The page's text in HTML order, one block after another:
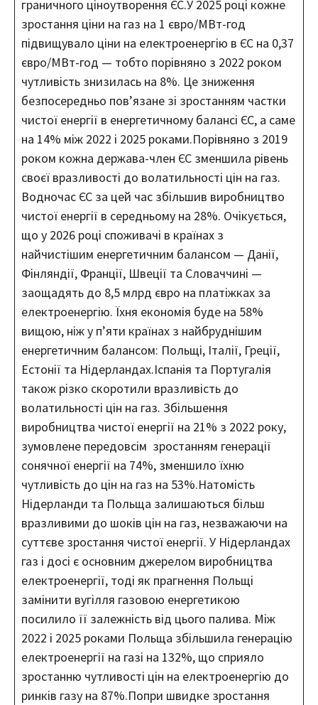
граничного ціноутворення ЄС.У 2025 році кожне
зростання ціни на газ на 1 євро/МВт-год
підвищувало ціни на електроенергію в ЄС на 0,37
євро/МВт-год — тобто порівняно з 2022 роком
чутливість знизилась на 8%. Це зниження
безпосередньо пов’язане зі зростанням частки
чистої енергії в енергетичному балансі ЄС, а саме
на 14% між 2022 і 2025 роками.Порівняно з 2019
роком кожна держава-член ЄС зменшила рівень
своєї вразливості до волатильності цін на газ.
Водночас ЄС за цей час збільшив виробництво
чистої енергії в середньому на 28%. Очікується,
що у 2026 році споживачі в країнах з
найчистішим енергетичним балансом — Данії,
Фінляндії, Франції, Швеції та Словаччині —
заощадять до 8,5 млрд євро на платіжках за
електроенергію. Їхня економія буде на 58%
вищою, ніж у п’яти країнах з найбруднішим
енергетичним балансом: Польщі, Італії, Греції,
Естонії та Нідерландах.Іспанія та Португалія
також різко скоротили вразливість до
волатильності цін на газ. Збільшення
виробництва чистої енергії на 21% з 2022 року,
зумовлене передовсім зростанням генерації
сонячної енергії на 74%, зменшило їхню
чутливість до цін на газ на 53%.Натомість
Нідерланди та Польща залишаються більш
вразливими до шоків цін на газ, незважаючи на
суттєве зростання чистої енергії. У Нідерландах
газ і досі є основним джерелом виробництва
електроенергії, тоді як прагнення Польщі
замінити вугілля газовою енергетикою
посилило її залежність від цього палива. Між
2022 і 2025 роками Польща збільшила генерацію
електроенергії на газі на 132%, що сприяло
зростанню чутливості цін на електроенергію до
ринків газу на 87%.Попри швидке зростання